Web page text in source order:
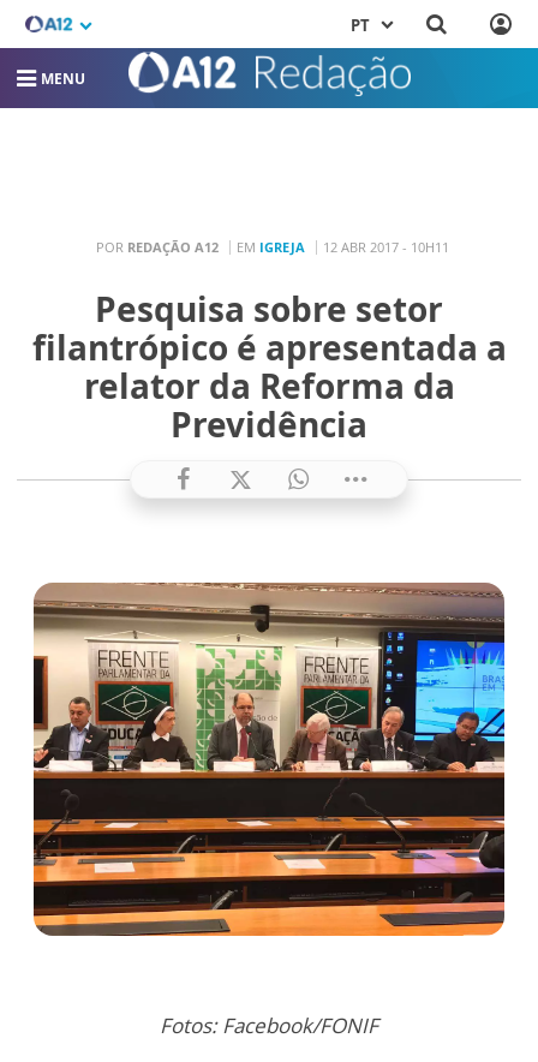
PT
MENU
POR REDAÇÃO A12 EM IGREJA 12 ABR 2017 - 10H11
Pesquisa sobre setor
filantrópico é apresentada a
relator da Reforma da
Previdência
Fotos: Facebook/FONIF